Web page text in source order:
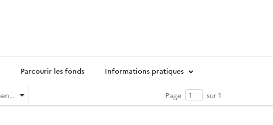
Parcourir les fonds Informations pratiques
Pertinence Page sur 1